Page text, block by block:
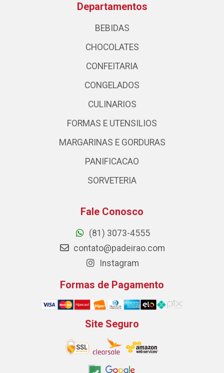
Departamentos
BEBIDAS
CHOCOLATES
CONFEITARIA
CONGELADOS
CULINARIOS
FORMAS E UTENSILIOS
MARGARINAS E GORDURAS
PANIFICACAO
SORVETERIA
Fale Conosco
(81) 3073-4555
contato@padeirao.com
Instagram
Formas de Pagamento
Site Seguro